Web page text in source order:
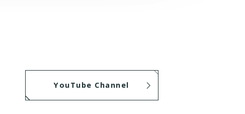
YouTube Channel